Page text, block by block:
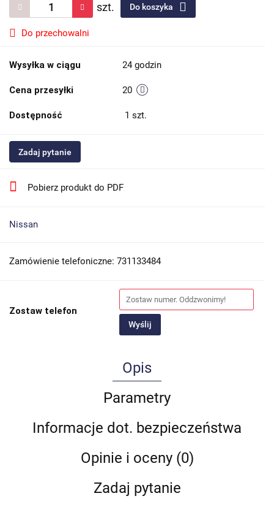
szt. Do koszyka
Do przechowalni
Wysyłka w ciągu 24 godzin
Cena przesyłki 20
Dostępność 1 szt.
Zadaj pytanie
Pobierz produkt do PDF
Nissan
Zamówienie telefoniczne: 731133484
Zostaw telefon
Wyślij
Opis
Parametry
Informacje dot. bezpieczeństwa
Opinie i oceny (0)
Zadaj pytanie